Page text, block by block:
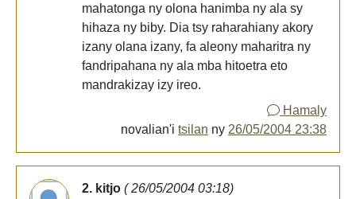
mahatonga ny olona hanimba ny ala sy
hihaza ny biby. Dia tsy raharahiany akory
izany olana izany, fa aleony maharitra ny
fandripahana ny ala mba hitoetra eto
mandrakizay izy ireo.
Hamaly
novalian'i tsilan ny 26/05/2004 23:38
2. kitjo ( 26/05/2004 03:18)